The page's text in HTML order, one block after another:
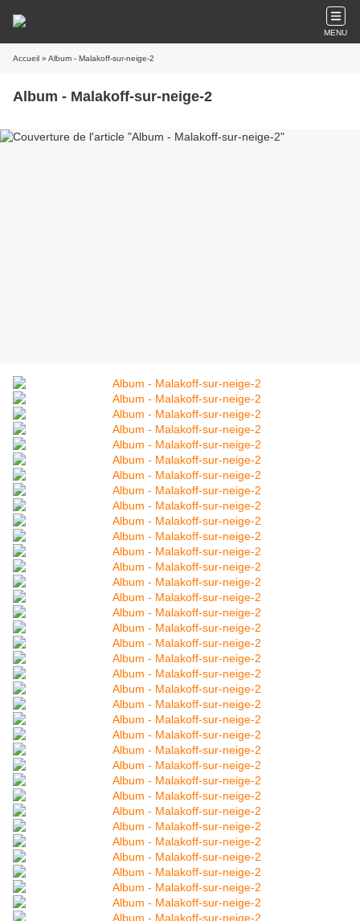
MENU
Accueil » Album - Malakoff-sur-neige-2
Album - Malakoff-sur-neige-2